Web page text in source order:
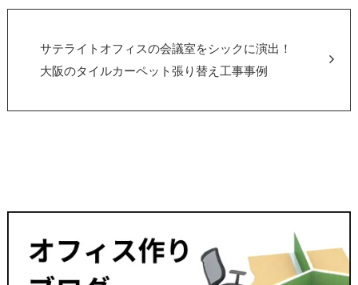
サテライトオフィスの会議室をシックに演出！
大阪のタイルカーペット張り替え工事事例